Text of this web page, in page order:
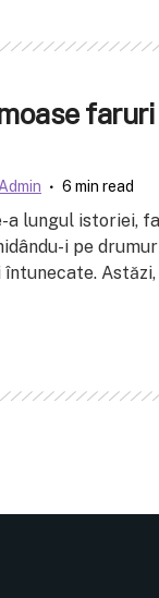
Admin 6 min read
a lungul istoriei,
i pe